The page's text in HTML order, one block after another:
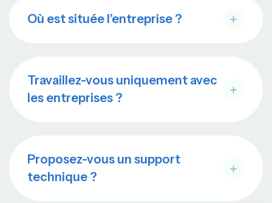
Où est située l’entreprise ?
Travaillez-vous uniquement avec
les entreprises ?
Proposez-vous un support
technique ?